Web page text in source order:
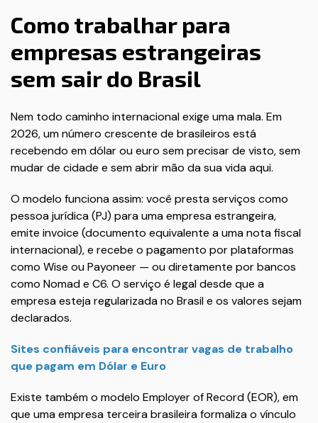
Como trabalhar para
empresas estrangeiras
sem sair do Brasil
Nem todo caminho internacional exige uma mala. Em
2026, um número crescente de brasileiros está
recebendo em dólar ou euro sem precisar de visto, sem
mudar de cidade e sem abrir mão da sua vida aqui.
O modelo funciona assim: você presta serviços como
pessoa jurídica (PJ) para uma empresa estrangeira,
emite invoice (documento equivalente a uma nota fiscal
internacional), e recebe o pagamento por plataformas
como Wise ou Payoneer — ou diretamente por bancos
como Nomad e C6. O serviço é legal desde que a
empresa esteja regularizada no Brasil e os valores sejam
declarados.
Sites confiáveis para encontrar vagas de trabalho
que pagam em Dólar e Euro
Existe também o modelo Employer of Record (EOR), em
que uma empresa terceira brasileira formaliza o vínculo